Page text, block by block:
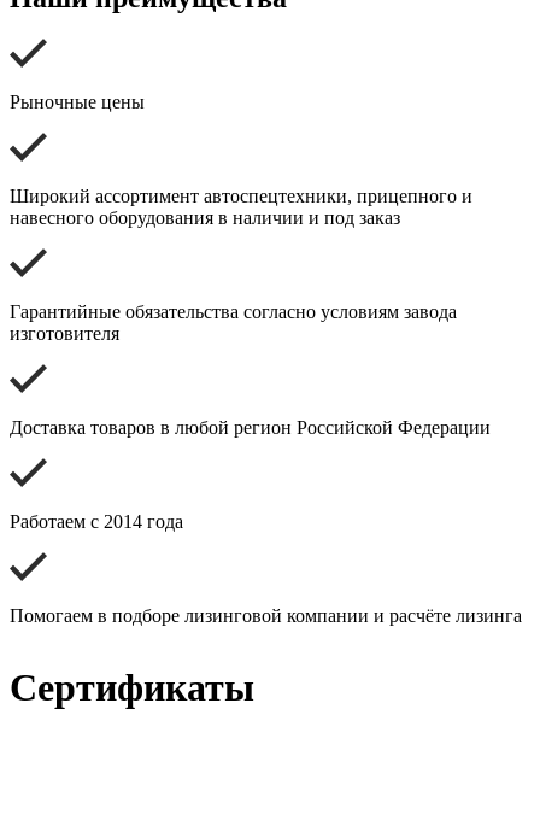
Рыночные цены
Широкий ассортимент автоспецтехники, прицепного и
навесного оборудования в наличии и под заказ
Гарантийные обязательства согласно условиям завода
изготовителя
Доставка товаров в любой регион Российской Федерации
Работаем с 2014 года
Помогаем в подборе лизинговой компании и расчёте лизинга
Сертификаты